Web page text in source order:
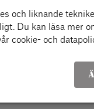
och liknande
Du kan läsa mer
cookie- och